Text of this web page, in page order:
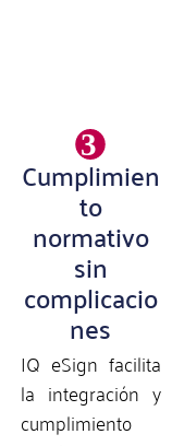
3
Cumplimien
to
normativo
sin
complicacio
nes
IQ eSign facilita
la integración y
cumplimiento